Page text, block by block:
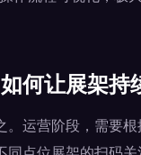
何让展架持
。运营阶段，需要